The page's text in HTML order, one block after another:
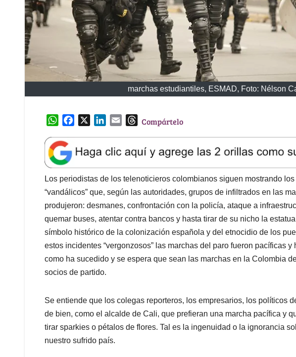
marchas estudiantiles, ESMAD, Foto: Nélson
W
a
t
s
A
p
p
e
b
o
o
k
k
e
d
I
n
l
T
e
a
d
s
Compártelo
Los periodistas de los telenoticieros colombianos siguen mostrando
“vandálicos” que, según las autoridades, grupos de infiltrados en las
produjeron: desmanes, confrontación con la policía, ataque a
quemar buses, atentar contra bancos y hasta tirar de su nicho la
símbolo histórico de la colonización española y del etnocidio de los
estos incidentes “vergonzosos” las marchas del paro fueron pacíficas
como ha sucedido y se espera que sean las marchas en la Colombia
socios de partido.
Se entiende que los colegas reporteros, los empresarios, los políticos
de bien, como el alcalde de Cali, que prefieran una marcha pacífica y
tirar sparkies o pétalos de flores. Tal es la ingenuidad o la ignorancia
nuestro sufrido país.